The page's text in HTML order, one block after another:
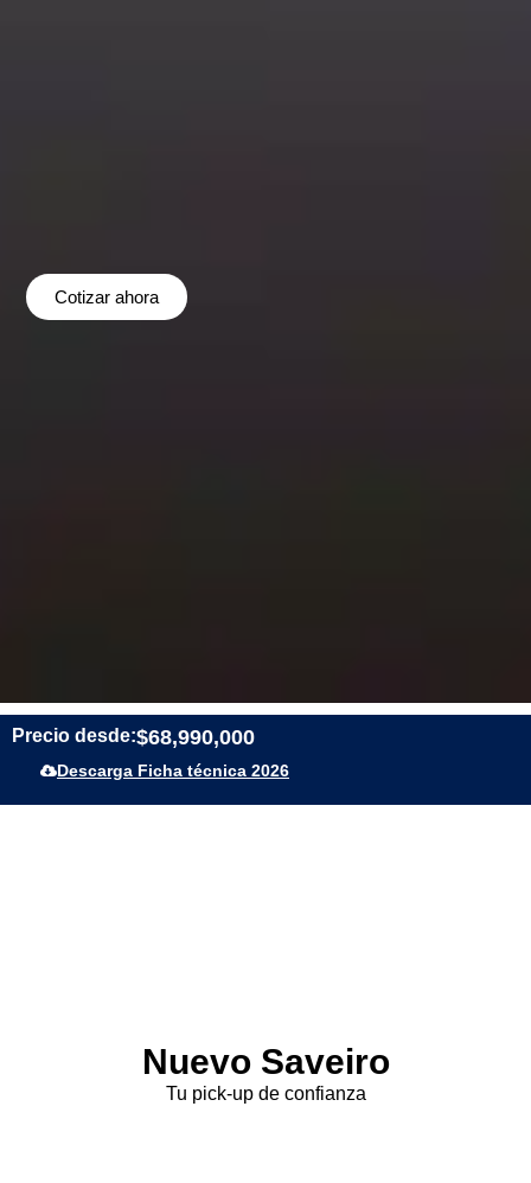
Cotizar ahora
Precio desde:$68,990,000
Descarga Ficha técnica 2026
Nuevo Saveiro
Tu pick-up de confianza